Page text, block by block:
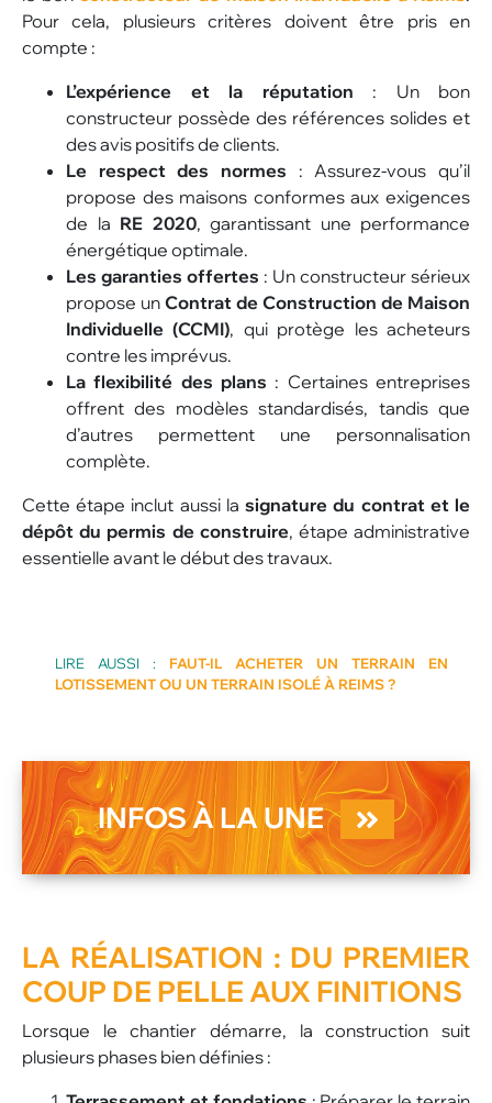
Pour cela, plusieurs critères doivent être pris en
compte :
L’expérience et la réputation : Un bon
constructeur possède des références solides et
des avis positifs de clients.
Le respect des normes : Assurez-vous qu’il
propose des maisons conformes aux exigences
de la RE 2020, garantissant une performance
énergétique optimale.
Les garanties offertes : Un constructeur sérieux
propose un Contrat de Construction de Maison
Individuelle (CCMI), qui protège les acheteurs
contre les imprévus.
La flexibilité des plans : Certaines entreprises
offrent des modèles standardisés, tandis que
d’autres permettent une personnalisation
complète.
Cette étape inclut aussi lasignature du contrat et le
dépôt du permis de construire, étape administrative
essentielle avant le début des travaux.
LIRE AUSSI : FAUT-IL ACHETER UN TERRAIN EN
LOTISSEMENT OU UN TERRAIN ISOLÉ À REIMS ?
INFOS À LA UNE
LA RÉALISATION : DU PREMIER
COUP DE PELLE AUX FINITIONS
Lorsque le chantier démarre, la construction suit
plusieurs phases bien définies :